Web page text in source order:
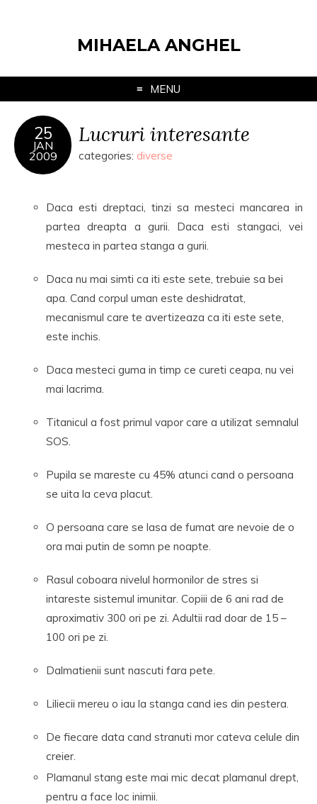
MIHAELA ANGHEL
MENU
25
JAN
2009
Lucruri interesante
categories: diverse
Daca esti dreptaci, tinzi sa mesteci mancarea in
partea dreapta a gurii. Daca esti stangaci, vei
mesteca in partea stanga a gurii.
Daca nu mai simti ca iti este sete, trebuie sa bei
apa. Cand corpul uman este deshidratat,
mecanismul care te avertizeaza ca iti este sete,
este inchis.
Daca mesteci guma in timp ce cureti ceapa, nu vei
mai lacrima.
Titanicul a fost primul vapor care a utilizat semnalul
SOS.
Pupila se mareste cu 45% atunci cand o persoana
se uita la ceva placut.
O persoana care se lasa de fumat are nevoie de o
ora mai putin de somn pe noapte.
Rasul coboara nivelul hormonilor de stres si
intareste sistemul imunitar. Copiii de 6 ani rad de
aproximativ 300 ori pe zi. Adultii rad doar de 15 –
100 ori pe zi.
Dalmatienii sunt nascuti fara pete.
Liliecii mereu o iau la stanga cand ies din pestera.
De fiecare data cand stranuti mor cateva celule din
creier.
Plamanul stang este mai mic decat plamanul drept,
pentru a face loc inimii.